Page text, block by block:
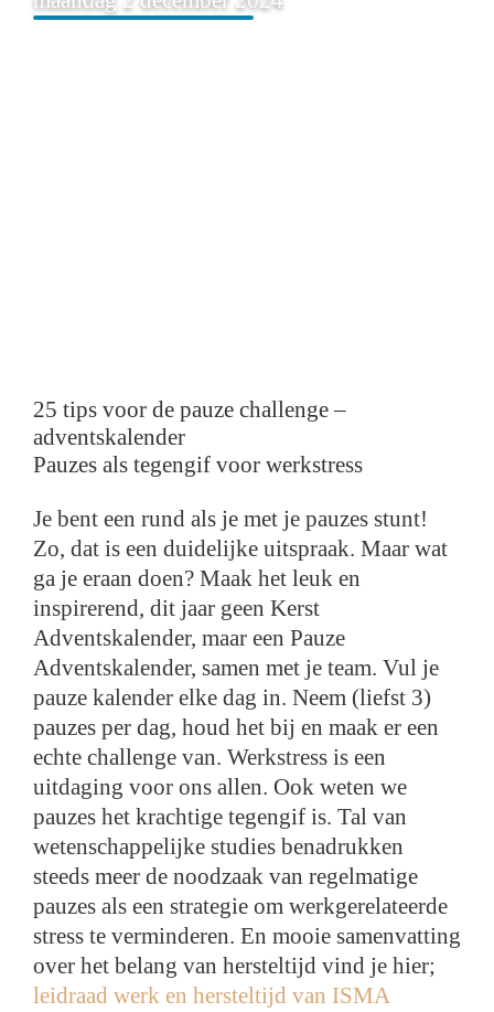
25 tips voor de pauze challenge –
adventskalender
Pauzes als tegengif voor werkstress
Je bent een rund als je met je pauzes stunt!
Zo, dat is een duidelijke uitspraak. Maar wat
ga je eraan doen? Maak het leuk en
inspirerend, dit jaar geen Kerst
Adventskalender, maar een Pauze
Adventskalender, samen met je team. Vul je
pauze kalender elke dag in. Neem (liefst 3)
pauzes per dag, houd het bij en maak er een
echte challenge van. Werkstress is een
uitdaging voor ons allen. Ook weten we
pauzes het krachtige tegengif is. Tal van
wetenschappelijke studies benadrukken
steeds meer de noodzaak van regelmatige
pauzes als een strategie om werkgerelateerde
stress te verminderen. En mooie samenvatting
over het belang van hersteltijd vind je hier;
leidraad werk en hersteltijd van ISMA